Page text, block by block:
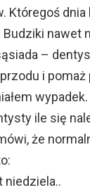
Któregoś
nawet
–
i pomaż
wypadek.
ile się
że
niedziela..